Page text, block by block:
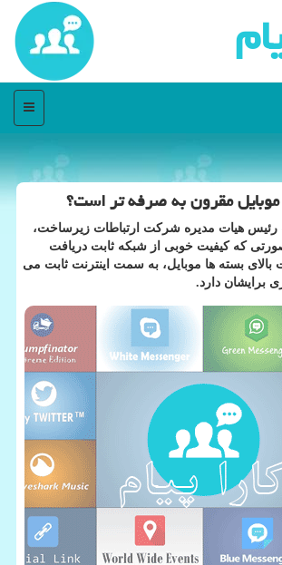
منو
موبایل مقرون به صرفه تر است؟
رئیس هیات مدیره شركت ارتباطات زیرساخت،
كه كیفیت خوبی از شبكه ثابت دریافت
بالای بسته ها موبایل، به سمت اینترنت ثابت می
برایشان دارد.